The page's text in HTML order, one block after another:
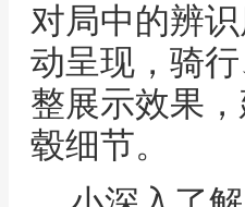
对局中的辨
动呈现，骑
整展示效果
毂细节。